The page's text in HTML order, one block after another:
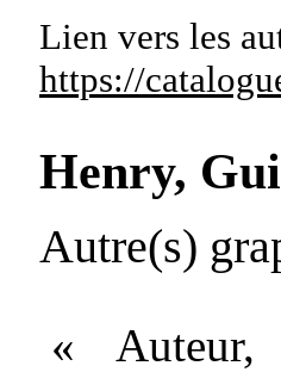
Lien vers les
https://
Henry,
Autre(s)
« Auteur,